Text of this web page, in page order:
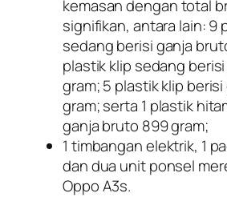
kemasan dengan total
signifikan, antara lain: 9
sedang berisi ganja
plastik klip sedang berisi
gram; 5 plastik klip
gram; serta 1 plastik
ganja bruto 899 gram;
1 timbangan elektrik, 1
dan dua unit ponsel
Oppo A3s.